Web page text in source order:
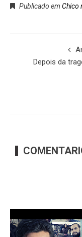
Publicado em Chico
Depois da